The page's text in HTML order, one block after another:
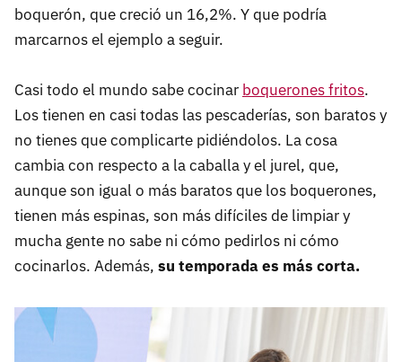
boquerón, que creció un 16,2%. Y que podría
marcarnos el ejemplo a seguir.
Casi todo el mundo sabe cocinar boquerones fritos.
Los tienen en casi todas las pescaderías, son baratos y
no tienes que complicarte pidiéndolos. La cosa
cambia con respecto a la caballa y el jurel, que,
aunque son igual o más baratos que los boquerones,
tienen más espinas, son más difíciles de limpiar y
mucha gente no sabe ni cómo pedirlos ni cómo
cocinarlos. Además, su temporada es más corta.